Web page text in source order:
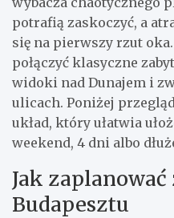
potrafią zaskoczyć, a
się na pierwszy rzut
połączyć klasyczne
widoki nad Dunajem i
ulicach. Poniżej
układ, który ułatwia
weekend, 4 dni albo
Jak
Budapesztu